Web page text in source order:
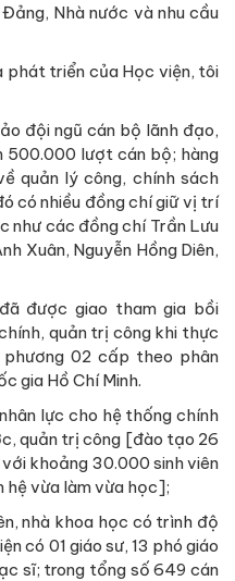
Nhà nước và nhu cầu
phát triển của Học viện, tôi
đội ngũ cán bộ lãnh đạo,
500.000 lượt cán bộ; hàng
quản lý công, chính sách
có nhiều đồng chí giữ vị trí
như các đồng chí Trần Lưu
Xuân, Nguyễn Hồng Diên,
được giao tham gia bồi
quản trị công khi thực
phương 02 cấp theo phân
gia Hồ Chí Minh.
lực cho hệ thống chính
quản trị công [đào tạo 26
khoảng 30.000 sinh viên
hệ vừa làm vừa học];
nhà khoa học có trình độ
có 01 giáo sư, 13 phó giáo
sĩ; trong tổng số 649 cán